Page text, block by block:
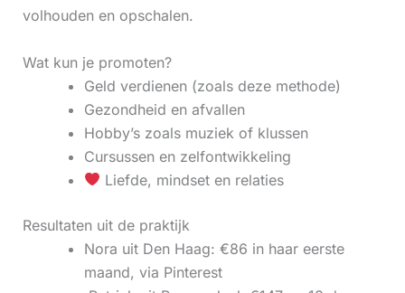
volhouden en opschalen.
Wat kun je promoten?
Geld verdienen (zoals deze methode)
Gezondheid en afvallen
Hobby’s zoals muziek of klussen
Cursussen en zelfontwikkeling
Liefde, mindset en relaties
Resultaten uit de praktijk
Nora uit Den Haag: €86 in haar eerste
maand, via Pinterest